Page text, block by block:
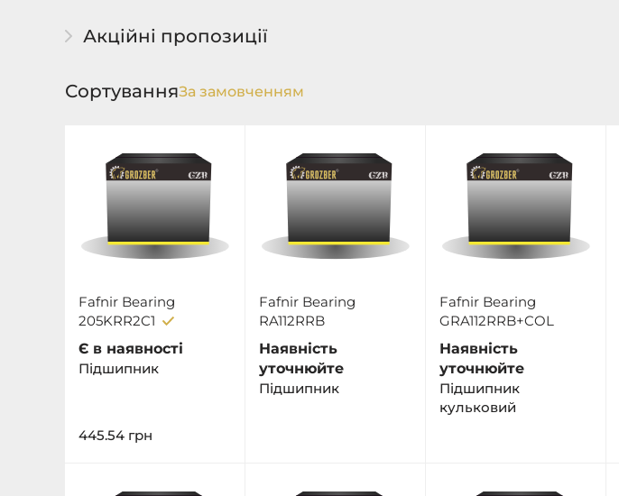
Акційні пропозиції
Сортування
Fafnir Bearing
205KRR2C1
Є в наявності
Підшипник
445.54 грн
Fafnir Bearing
RA112RRB
Наявність
уточнюйте
Підшипник
Fafnir Bearing
GRA112RRB+COL
Наявність
уточнюйте
Підшипник
кульковий